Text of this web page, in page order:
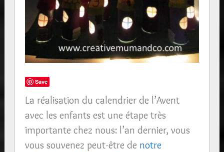
Save
La réalisation du calendrier de l’Avent
avec les enfants est une étape très
importante chez nous: l’an dernier, vous
vous souvenez peut-être de notre